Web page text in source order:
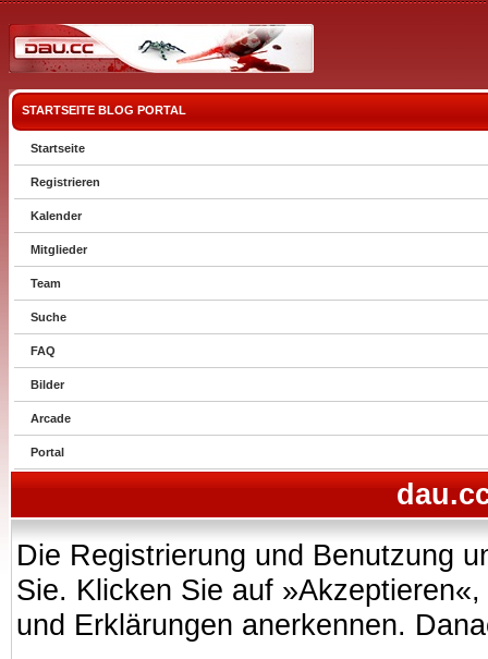
STARTSEITE BLOG PORTAL
Startseite
Registrieren
Kalender
Mitglieder
Team
Suche
FAQ
Bilder
Arcade
Portal
Die Registrierung und Benutzung
Sie. Klicken Sie auf
und Erklärungen anerkennen.